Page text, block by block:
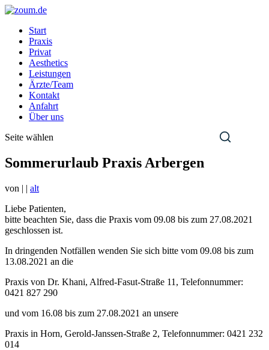
Start
Praxis
Privat
Aesthetics
Leistungen
Ärzte/Team
Kontakt
Anfahrt
Über uns
Seite wählen
Sommerurlaub Praxis Arbergen
von | | alt
Liebe Patienten,
bitte beachten Sie, dass die Praxis vom 09.08 bis zum 27.08.2021
geschlossen ist.
In dringenden Notfällen wenden Sie sich bitte vom 09.08 bis zum
13.08.2021 an die
Praxis von Dr. Khani, Alfred-Fasut-Straße 11, Telefonnummer:
0421 827 290
und vom 16.08 bis zum 27.08.2021 an unsere
Praxis in Horn, Gerold-Janssen-Straße 2, Telefonnummer: 0421 232
014